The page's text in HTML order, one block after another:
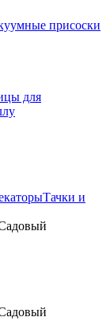
присоски
для
Тачки и